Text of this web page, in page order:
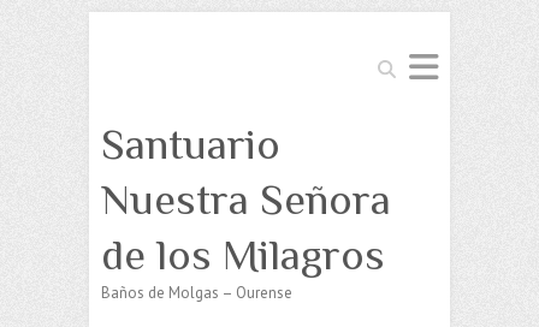
Buscar
Santuario
Nuestra Señora
de los Milagros
Baños de Molgas – Ourense